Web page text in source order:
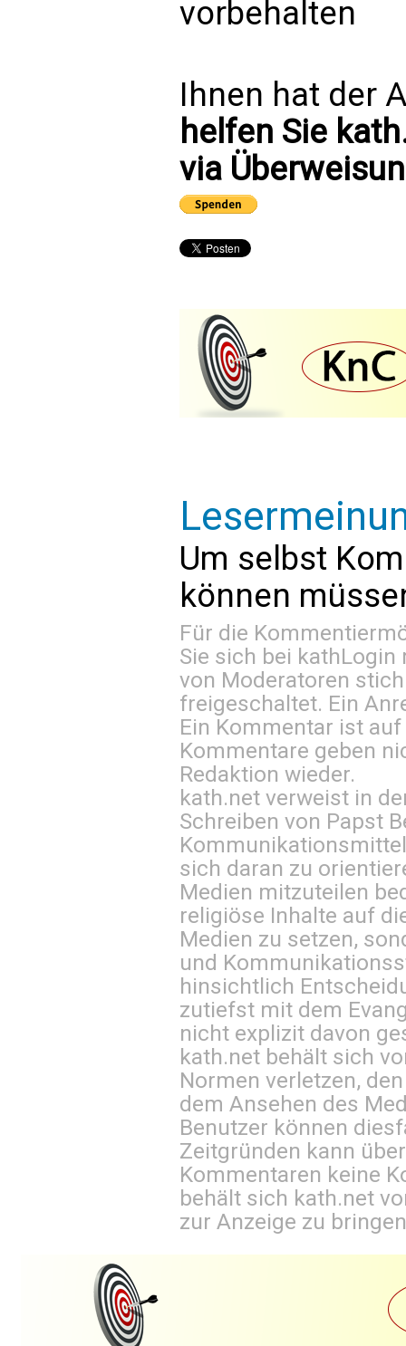
vorbehalten
Ihnen hat der
helfen Sie
via
Um selbst
können
Für die
Sie sich bei kathLogin
von Moderatoren
freigeschaltet. Ein
Ein Kommentar ist
Kommentare geben
Redaktion wieder.
kath.net verweist in
Schreiben von Papst
sich daran zu
Medien mitzuteilen
religiöse Inhalte auf
Medien zu setzen,
und
hinsichtlich
zutiefst mit dem
nicht explizit davon
kath.net behält sich
Normen verletzen,
dem Ansehen des
Benutzer können
Zeitgründen kann
Kommentaren keine
behält sich kath.net
zur Anzeige zu